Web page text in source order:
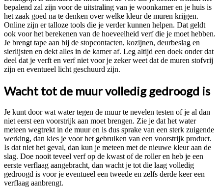
bepalend zal zijn voor de uitstraling van je woonkamer en je huis is
het zaak goed na te denken over welke kleur de muren krijgen.
Online zijn er talloze tools die je verder kunnen helpen. Dat geldt
ook voor het berekenen van de hoeveelheid verf die je moet hebben.
Je brengt tape aan bij de stopcontacten, kozijnen, deurbeslag en
sierlijsten en dekt alles in de kamer af. Leg altijd een doek onder dat
deel dat je verft en verf niet voor je zeker weet dat de muren stofvrij
zijn en eventueel licht geschuurd zijn.
Wacht tot de muur volledig gedroogd is
Je kunt door wat water tegen de muur te nevelen testen of je al dan
niet eerst een voorstrijk aan moet brengen. Zie je dat het water
meteen wegtrekt in de muur en is dus sprake van een sterk zuigende
werking, dan kies je voor het gebruiken van een voorstrijk product.
Is dat niet het geval, dan kun je meteen met de nieuwe kleur aan de
slag. Doe nooit teveel verf op de kwast of de roller en heb je een
eerste verflaag aangebracht, dan wacht je tot die laag volledig
gedroogd is voor je eventueel een tweede en zelfs derde keer een
verflaag aanbrengt.